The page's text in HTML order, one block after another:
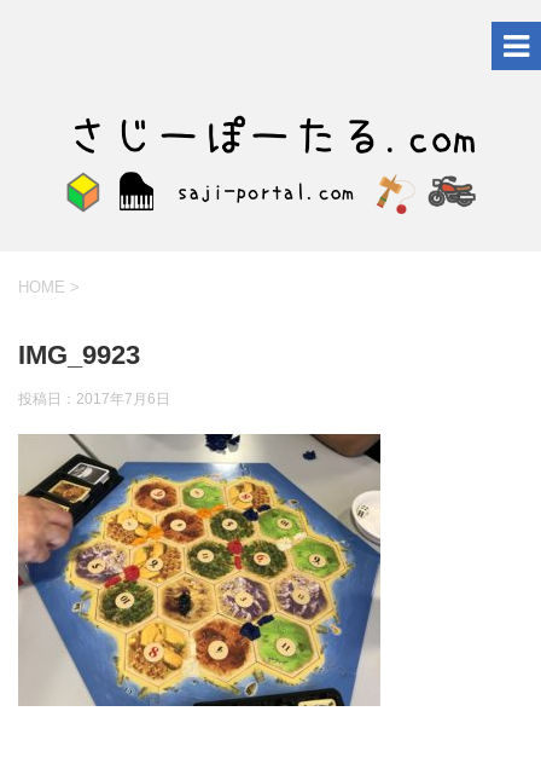
HOME >
IMG_9923
投稿日： 2017年7月6日